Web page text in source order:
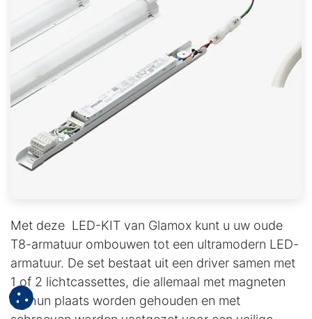
Met deze LED-KIT van Glamox kunt u uw oude
T8-armatuur ombouwen tot een ultramodern LED-
armatuur. De set bestaat uit een driver samen met
1 of 2 lichtcassettes, die allemaal met magneten
op hun plaats worden gehouden en met